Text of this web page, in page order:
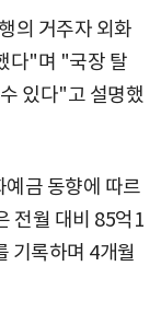
의 거주자 외화
다"며 "국장 탈
있다"고 설명했
금 동향에 따르
전월 대비 85억1
기록하며 4개월